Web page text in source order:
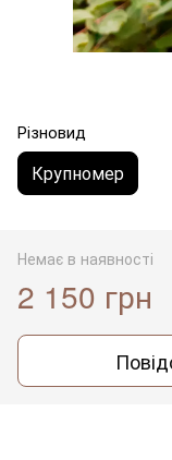
Різновид
Крупномер
Немає в наявності
2 150 грн